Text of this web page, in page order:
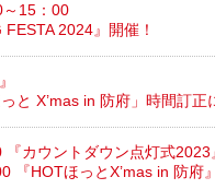
15：00
FESTA 2024』開催！
と X’mas in 防府」時間訂正
カウントダウン点灯式2023
『HOTほっとX’mas in 防府